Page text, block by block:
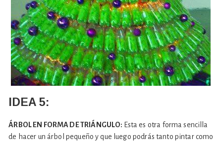
IDEA 5:
ÁRBOL EN FORMA DE TRIÁNGULO: Esta es otra forma sencilla
de hacer un árbol pequeño y que luego podrás tanto pintar como